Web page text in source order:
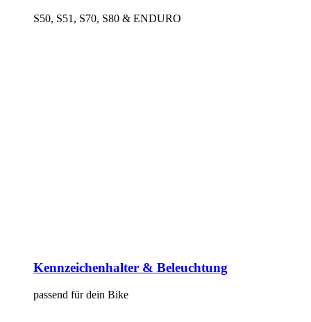
S50, S51, S70, S80 & ENDURO
Kennzeichenhalter & Beleuchtung
passend für dein Bike